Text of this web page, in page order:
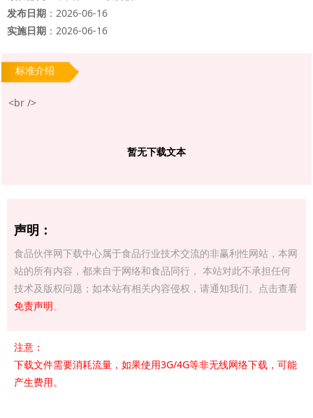
发布日期 ：2026-06-16
实施日期 ：2026-06-16
标准介绍
<br />
暂无下载文本
声明：
食品伙伴网下载中心属于食品行业技术交流的非赢利性网站，本网
站的所有内容，都来自于网络和食品同行， 本站对此不承担任何
技术及版权问题；如本站有相关内容侵权，请通知我们。点击查看
免责声明。
注意：
下载文件需要消耗流量，如果使用3G/4G等非无线网络下载，可能
产生费用。